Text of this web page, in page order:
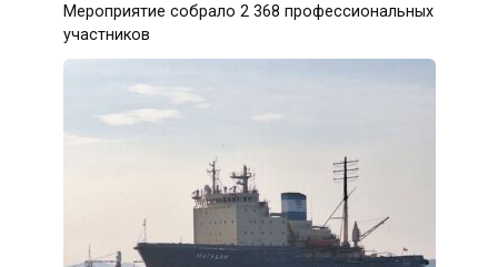
Мероприятие собрало 2 368 профессиональных
участников